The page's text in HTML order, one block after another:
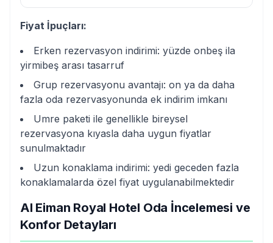
Fiyat İpuçları:
Erken rezervasyon indirimi: yüzde onbeş ila
yirmibeş arası tasarruf
Grup rezervasyonu avantajı: on ya da daha
fazla oda rezervasyonunda ek indirim imkanı
Umre paketi ile genellikle bireysel
rezervasyona kıyasla daha uygun fiyatlar
sunulmaktadır
Uzun konaklama indirimi: yedi geceden fazla
konaklamalarda özel fiyat uygulanabilmektedir
Al Eiman Royal Hotel Oda İncelemesi ve
Konfor Detayları